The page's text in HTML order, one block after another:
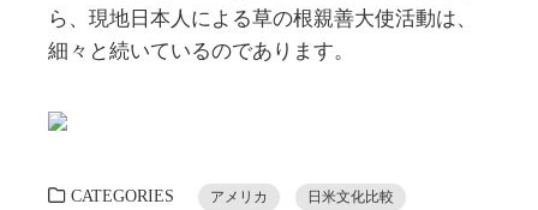
ら、現地日本人による草の根親善大使活動は、
細々と続いているのであります。
CATEGORIES アメリカ 日米文化比較